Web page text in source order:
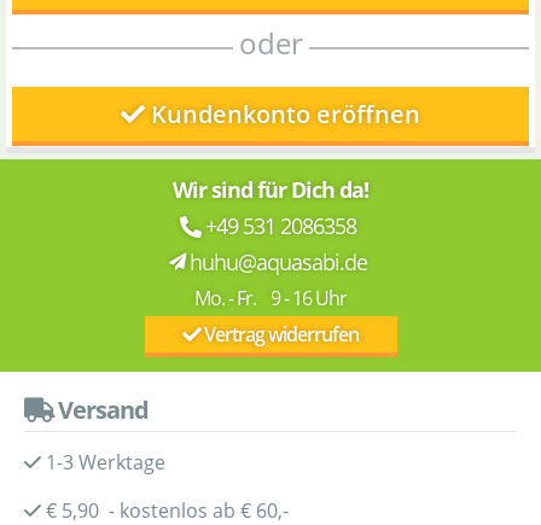
oder
Kundenkonto eröffnen
Wir sind für Dich da!
+49 531 2086358
huhu@aquasabi.de
Mo. - Fr. 9 - 16 Uhr
Vertrag widerrufen
Versand
1-3 Werktage
€ 5,90 - kostenlos ab € 60,-